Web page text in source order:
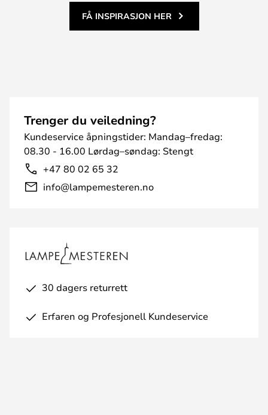
FÅ INSPIRASJON HER
Trenger du veiledning?
Kundeservice åpningstider: Mandag–fredag:
08.30 - 16.00 Lørdag–søndag: Stengt
+47 80 02 65 32
info@lampemesteren.no
30 dagers returrett
Erfaren og Profesjonell Kundeservice